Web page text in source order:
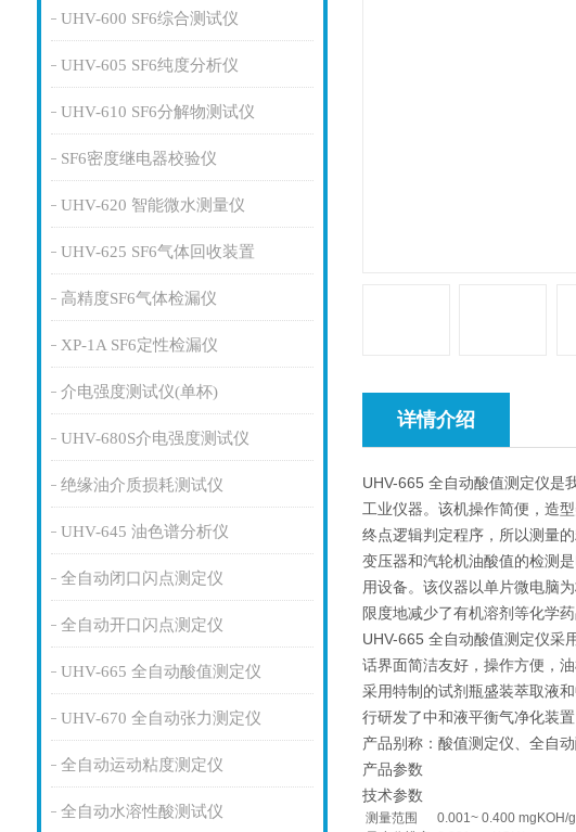
UHV-600 SF6综合测试仪
UHV-605 SF6纯度分析仪
UHV-610 SF6分解物测试仪
SF6密度继电器校验仪
UHV-620 智能微水测量仪
UHV-625 SF6气体回收装置
高精度SF6气体检漏仪
XP-1A SF6定性检漏仪
介电强度测试仪(单杯)
UHV-680S介电强度测试仪
绝缘油介质损耗测试仪
UHV-645 油色谱分析仪
全自动闭口闪点测定仪
全自动开口闪点测定仪
UHV-665 全自动酸值测定仪
UHV-670 全自动张力测定仪
全自动运动粘度测定仪
全自动水溶性酸测试仪
详情介绍
UHV-665 全自动酸值测定仪是
工业仪器。该机操作简便，造
终点逻辑判定程序，所以测量
变压器和汽轮机油酸值的检测
用设备。该仪器以单片微电脑
限度地减少了有机溶剂等化学药
UHV-665 全自动酸值测定仪采
话界面简洁友好，操作方便，
采用特制的试剂瓶盛装萃取液
行研发了中和液平衡气净化装
产品别称：酸值测定仪、全自
产品参数
技术参数
测量范围
0.001~ 0.400 mgKOH/g